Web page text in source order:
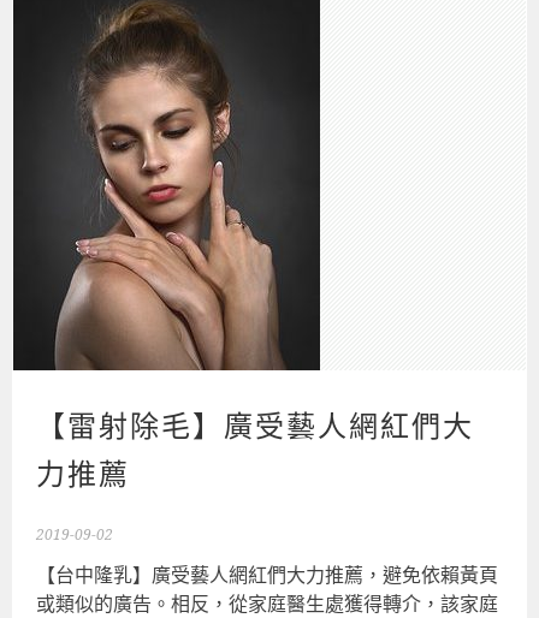
【雷射除毛】廣受藝人網紅們大
力推薦
2019-09-02
【台中隆乳】廣受藝人網紅們大力推薦，避免依賴黃頁
或類似的廣告。相反，從家庭醫生處獲得轉介，該家庭